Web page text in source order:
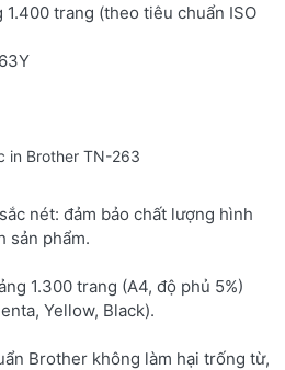
1.400 trang (theo tiêu chuẩn ISO
in Brother TN-263
nét: đảm bảo chất lượng hình
sản phẩm.
1.300 trang (A4, độ phủ 5%)
Yellow, Black).
Brother không làm hại trống từ,